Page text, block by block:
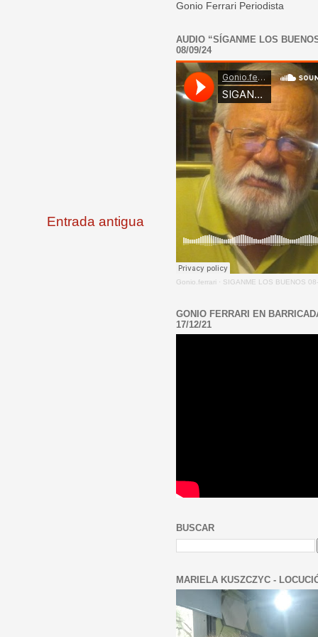
Entrada antigua
Gonio Ferrari Periodista
AUDIO “SÍGANME LOS
08/09/24
Gonio.ferrari · SIGANME LOS BUENOS
GONIO FERRARI EN
17/12/21
BUSCAR
MARIELA KUSZCZYC -